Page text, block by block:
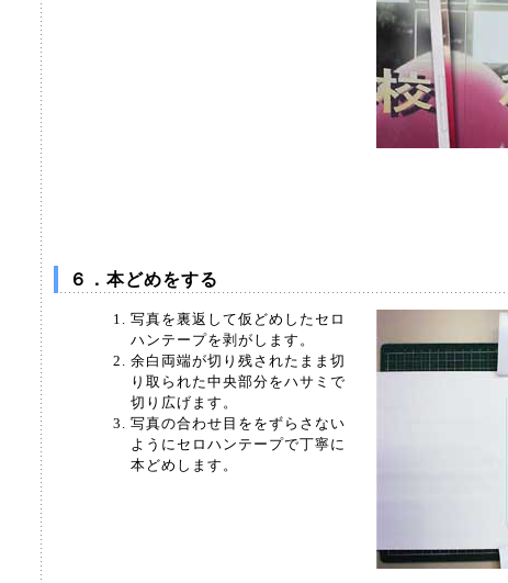
６．本どめをする
写真を裏返して仮どめしたセロ
ハンテープを剥がします。
余白両端が切り残されたまま切
り取られた中央部分をハサミで
切り広げます。
写真の合わせ目ををずらさない
ようにセロハンテープで丁寧に
本どめします。